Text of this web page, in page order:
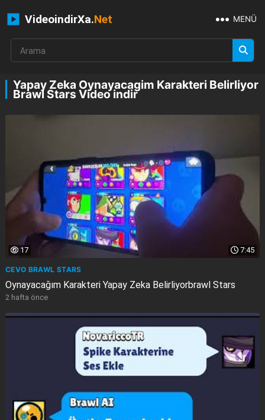
VideoindirXa.Net MENÜ
Yapay Zeka Oynayacagim Karakteri Belirliyor
Brawl Stars Video indir
7:45
17
CEVO BRAWL STARS
Oynayacağım Karakteri Yapay Zeka Belirliyorbrawl Stars
2 hafta önce